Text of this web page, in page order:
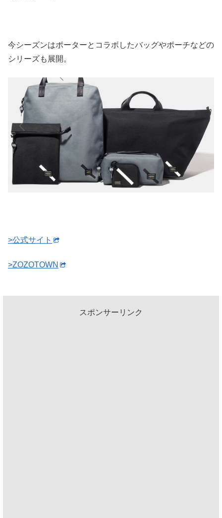
今シーズンはポーターとコラボしたバッグやポーチなどの
シリーズも展開。
>公式サイト
>ZOZOTOWN
スポンサーリンク